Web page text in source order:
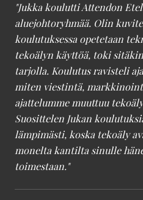
"Jukka koulutti Attendon
aluejohtoryhmää. Olin
koulutuksessa opetetaan
tekoälyn käyttöä, toki
tarjolla. Koulutus ravisteli
miten viestintä,
ajattelumme muuttuu
Suosittelen Jukan
lämpimästi, koska tekoäly
monelta kantilta sinulle
toimestaan."